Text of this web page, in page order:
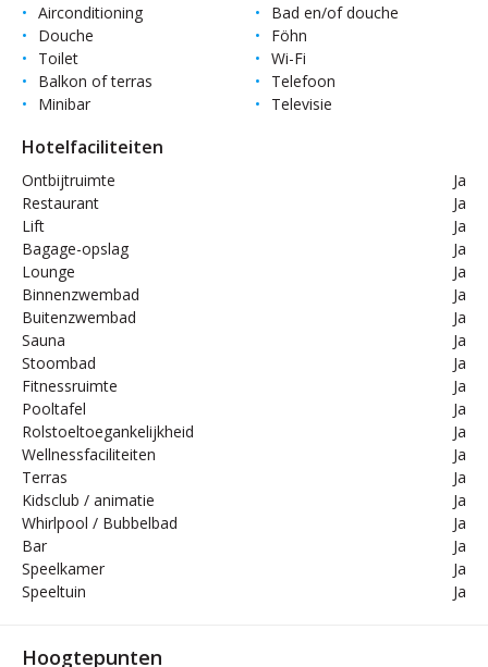
Airconditioning
Bad en/of douche
Douche
Föhn
Toilet
Wi-Fi
Balkon of terras
Telefoon
Minibar
Televisie
Hotelfaciliteiten
Ontbijtruimte
Ja
Restaurant
Ja
Lift
Ja
Bagage-opslag
Ja
Lounge
Ja
Binnenzwembad
Ja
Buitenzwembad
Ja
Sauna
Ja
Stoombad
Ja
Fitnessruimte
Ja
Pooltafel
Ja
Rolstoeltoegankelijkheid
Ja
Wellnessfaciliteiten
Ja
Terras
Ja
Kidsclub / animatie
Ja
Whirlpool / Bubbelbad
Ja
Bar
Ja
Speelkamer
Ja
Speeltuin
Ja
Hoogtepunten